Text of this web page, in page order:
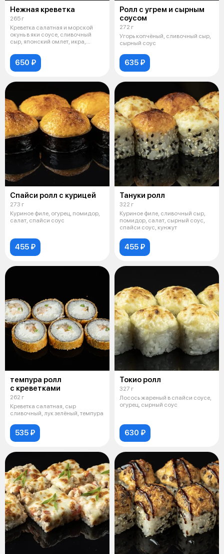
Нежная креветка
265 г
Креветка салатная и морской
окунь в яки соусе, сливочный
сыр, японский омлет, икра,
650 ₽
Ролл с угрем и сырным
соусом
272 г
Угорь копчёный, сливочный сыр,
сырный соус
635 ₽
Спайси ролл с курицей
273 г
Куриное филе, огурец, помидор,
салат, спайси соус
455 ₽
Тануки ролл
322 г
Куриное филе, сливочный сыр,
помидор, салат, сырный соус,
спайси соус, кунжут
455 ₽
темпура ролл
с креветками
262 г
Креветка салатная, сыр
сливочный, лук зелёный, темпура
535 ₽
Токио ролл
327 г
Лосось жареный в спайси соусе,
огурец, сырный соус
630 ₽